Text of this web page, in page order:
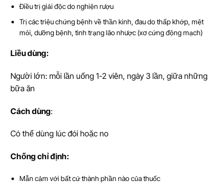
Điều trị giải độc do nghiện rượu
Trị các triệu chứng bệnh về thần kinh, đau do thấp khớp, mệt
mỏi, dưỡng bệnh, tình trạng lão nhược (xơ cứng động mạch)
Liều dùng:
Người lớn: mỗi lần uống 1-2 viên, ngày 3 lần, giữa những
bữa ăn
Cách dùng:
Có thể dùng lúc đói hoặc no
Chống chỉđịnh:
Mẫn cảm với bất cứ thành phần nào của thuốc